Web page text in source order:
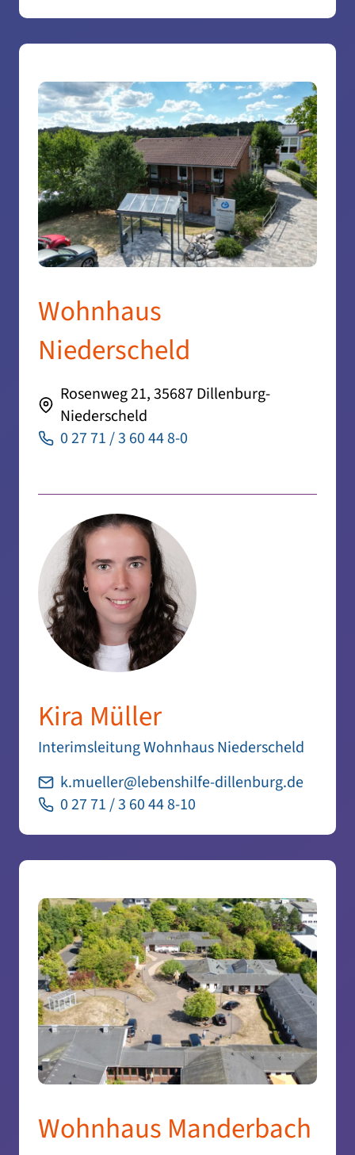
Wohnhaus
Niederscheld
Rosenweg 21, 35687 Dillenburg-
Niederscheld
0 27 71 / 3 60 44 8-0
Kira Müller
Interimsleitung Wohnhaus Niederscheld
k.mueller@lebenshilfe-dillenburg.de
0 27 71 / 3 60 44 8-10
Wohnhaus Manderbach